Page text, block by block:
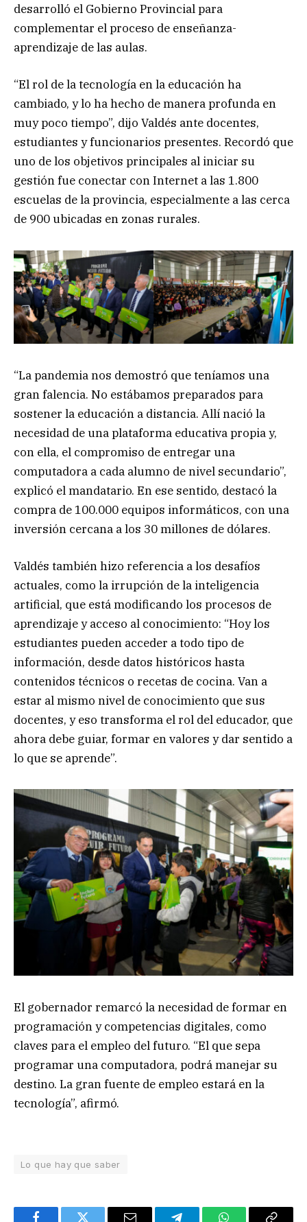
desarrolló el Gobierno Provincial para
complementar el proceso de enseñanza-
aprendizaje de las aulas.
“El rol de la tecnología en la educación ha
cambiado, y lo ha hecho de manera profunda en
muy poco tiempo”, dijo Valdés ante docentes,
estudiantes y funcionarios presentes. Recordó que
uno de los objetivos principales al iniciar su
gestión fue conectar con Internet a las 1.800
escuelas de la provincia, especialmente a las cerca
de 900 ubicadas en zonas rurales.
“La pandemia nos demostró que teníamos una
gran falencia. No estábamos preparados para
sostener la educación a distancia. Allí nació la
necesidad de una plataforma educativa propia y,
con ella, el compromiso de entregar una
computadora a cada alumno de nivel secundario”,
explicó el mandatario. En ese sentido, destacó la
compra de 100.000 equipos informáticos, con una
inversión cercana a los 30 millones de dólares.
Valdés también hizo referencia a los desafíos
actuales, como la irrupción de la inteligencia
artificial, que está modificando los procesos de
aprendizaje y acceso al conocimiento: “Hoy los
estudiantes pueden acceder a todo tipo de
información, desde datos históricos hasta
contenidos técnicos o recetas de cocina. Van a
estar al mismo nivel de conocimiento que sus
docentes, y eso transforma el rol del educador, que
ahora debe guiar, formar en valores y dar sentido a
lo que se aprende”.
El gobernador remarcó la necesidad de formar en
programación y competencias digitales, como
claves para el empleo del futuro. “El que sepa
programar una computadora, podrá manejar su
destino. La gran fuente de empleo estará en la
tecnología”, afirmó.
Lo que hay que saber